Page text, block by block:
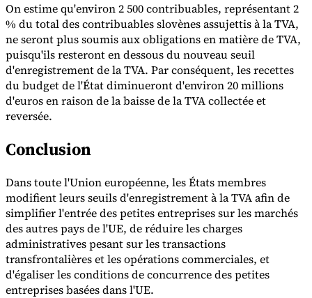
On estime qu'environ 2 500 contribuables, représentant 2
% du total des contribuables slovènes assujettis à la TVA,
ne seront plus soumis aux obligations en matière de TVA,
puisqu'ils resteront en dessous du nouveau seuil
d'enregistrement de la TVA. Par conséquent, les recettes
du budget de l'État diminueront d'environ 20 millions
d'euros en raison de la baisse de la TVA collectée et
reversée.
Conclusion
Dans toute l'Union européenne, les États membres
modifient leurs seuils d'enregistrement à la TVA afin de
simplifier l'entrée des petites entreprises sur les marchés
des autres pays de l'UE, de réduire les charges
administratives pesant sur les transactions
transfrontalières et les opérations commerciales, et
d'égaliser les conditions de concurrence des petites
entreprises basées dans l'UE.